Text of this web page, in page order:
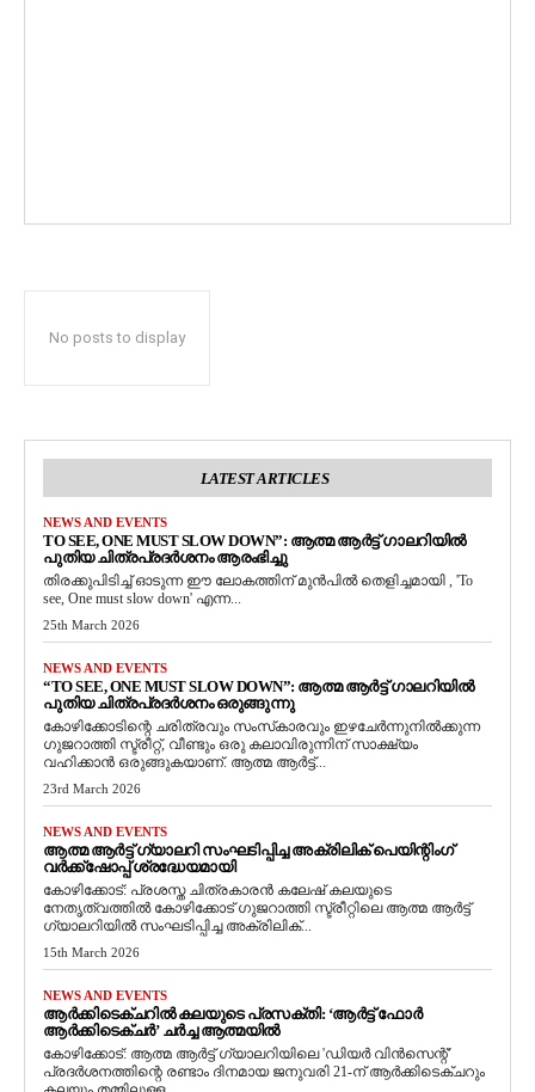
No posts to display
LATEST ARTICLES
NEWS AND EVENTS
TO SEE, ONE MUST SLOW DOWN”: ആത്മ ആർട്ട് ഗാലറിയിൽ
പുതിയ ചിത്രപ്രദർശനം ആരംഭിച്ചു
തിരക്കുപിടിച്ച് ഓടുന്ന ഈ ലോകത്തിന് മുൻപിൽ തെളിച്ചമായി , 'To
see, One must slow down' എന്ന...
25th March 2026
NEWS AND EVENTS
“TO SEE, ONE MUST SLOW DOWN”: ആത്മ ആർട്ട് ഗാലറിയിൽ
പുതിയ ചിത്രപ്രദർശനം ഒരുങ്ങുന്നു
കോഴിക്കോടിന്റെ ചരിത്രവും സംസ്‌കാരവും ഇഴചേർന്നുനിൽക്കുന്ന
ഗുജറാത്തി സ്ട്രീറ്റ്, വീണ്ടും ഒരു കലാവിരുന്നിന് സാക്ഷ്യം
വഹിക്കാൻ ഒരുങ്ങുകയാണ്. ആത്മ ആർട്ട്...
23rd March 2026
NEWS AND EVENTS
ആത്മ ആർട്ട് ഗ്യാലറി സംഘടിപ്പിച്ച അക്രിലിക് പെയിന്റിംഗ്
വർക്ക്‌ഷോപ്പ് ശ്രദ്ധേയമായി
കോഴിക്കോട്: പ്രശസ്ത ചിത്രകാരൻ കലേഷ് കലയുടെ
നേതൃത്വത്തിൽ കോഴിക്കോട് ഗുജറാത്തി സ്ട്രീറ്റിലെ ആത്മ ആർട്ട്
ഗ്യാലറിയിൽ സംഘടിപ്പിച്ച അക്രിലിക്...
15th March 2026
NEWS AND EVENTS
ആർക്കിടെക്ചറിൽ കലയുടെ പ്രസക്തി: ‘ആർട്ട് ഫോർ
ആർക്കിടെക്ചർ’ ചർച്ച ആത്മയിൽ
​കോഴിക്കോട്: ആത്മ ആർട്ട് ഗ്യാലറിയിലെ 'ഡിയർ വിൻസെന്റ്'
പ്രദർശനത്തിന്റെ രണ്ടാം ദിനമായ ജനുവരി 21-ന് ആർക്കിടെക്ചറും